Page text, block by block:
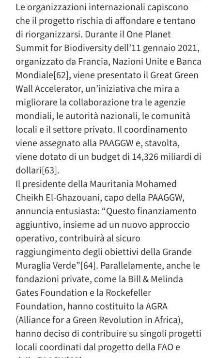
Le organizzazioni internazionali capiscono
che il progetto rischia di affondare e tentano
di riorganizzarsi. Durante il One Planet
Summit for Biodiversity dell’11 gennaio 2021,
organizzato da Francia, Nazioni Unite e Banca
Mondiale[62], viene presentato il Great Green
Wall Accelerator, un’iniziativa che mira a
migliorare la collaborazione tra le agenzie
mondiali, le autorità nazionali, le comunità
locali e il settore privato. Il coordinamento
viene assegnato alla PAAGGW e, stavolta,
viene dotato di un budget di 14,326 miliardi di
dollari[63].
Il presidente della Mauritania Mohamed
Cheikh El-Ghazouani, capo della PAAGGW,
annuncia entusiasta: “Questo finanziamento
aggiuntivo, insieme ad un nuovo approccio
operativo, contribuirà al sicuro
raggiungimento degli obiettivi della Grande
Muraglia Verde”[64]. Parallelamente, anche le
fondazioni private, come la Bill & Melinda
Gates Foundation e la Rockefeller
Foundation, hanno costituito la AGRA
(Alliance for a Green Revolution in Africa),
hanno deciso di contribuire su singoli progetti
locali coordinati dal progetto della FAO e